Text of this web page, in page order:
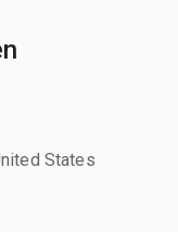
States